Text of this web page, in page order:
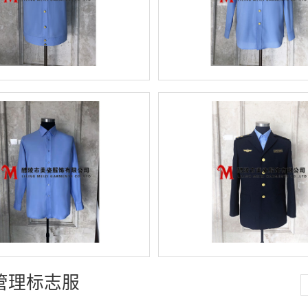
理标志服